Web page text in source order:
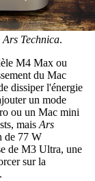
Ars Technica.
M4 Max ou
du Mac
dissiper l'énergie
un mode
ou un Mac mini
maisArs
de 77 W
de M3 Ultra, une
sur la